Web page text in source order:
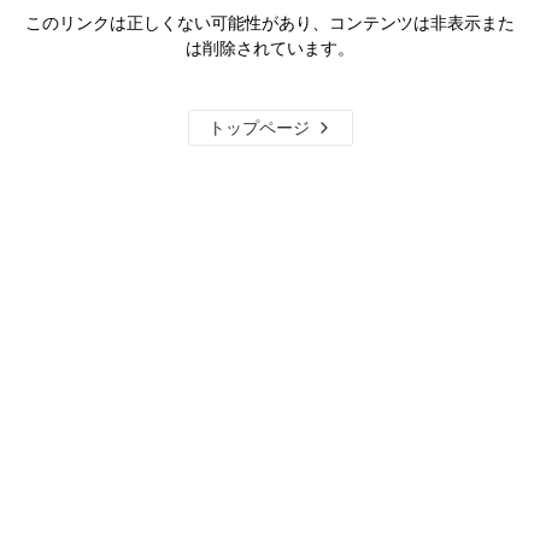
このリンクは正しくない可能性があり、コンテンツは非表示また
は削除されています。
トップページ